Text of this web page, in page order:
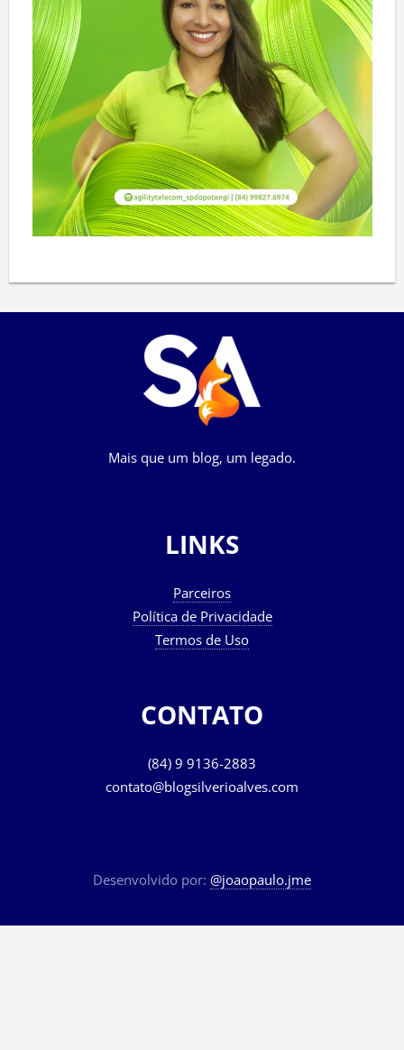
Mais que um blog, um legado.
LINKS
Parceiros
Política de Privacidade
Termos de Uso
CONTATO
(84) 9 9136-2883
contato@blogsilverioalves.com
Desenvolvido por: @joaopaulo.jme